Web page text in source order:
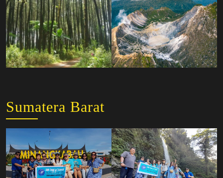
Sumatera Barat